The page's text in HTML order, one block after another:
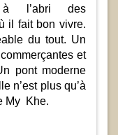
à l’abri des
il fait bon vivre.
du tout. Un
et
pont moderne
n’est plus qu’à
My Khe.